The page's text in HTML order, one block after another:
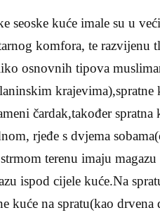
kuće imale su u
komfora, te
osnovnih tipova
krajevima),spratne
čardak,također
rjeđe s dvjema
terenu imaju
ispod cijele kuće.Na
kuće na spratu(kao drvena